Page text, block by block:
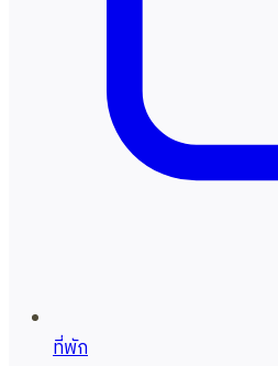
ที่พัก